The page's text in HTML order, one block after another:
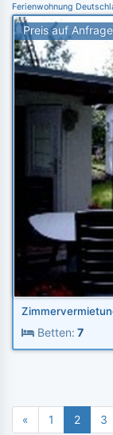
Ferienwohnung
Preis auf Anfrage
Betten: 7
« 1 2 3